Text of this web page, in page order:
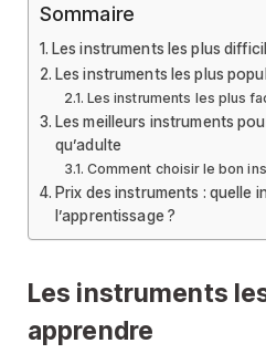
Sommaire
Les instruments les plus
Les instruments les plus
Les instruments les plus
Les meilleurs instruments
qu’adulte
Comment choisir le bon
Prix des instruments : quelle
l’apprentissage ?
Les instruments
apprendre